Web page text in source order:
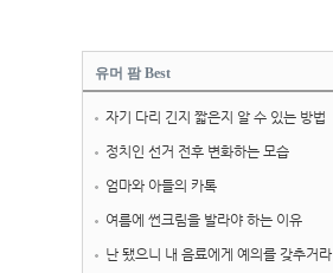
유머 팜 Best
자기 다리 긴지 짧은지 알 수 있는 방법
정치인 선거 전후 변화하는 모습
엄마와 아들의 카톡
여름에 썬크림을 발라야 하는 이유
난 됐으니 내 음료에게 예의를 갖추거라